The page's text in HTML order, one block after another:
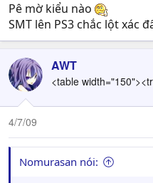
Pê mờ kiểu nào
SMT lên PS3 chắc lột xác
AWT
<table
4/7/09
Nomurasan nói: